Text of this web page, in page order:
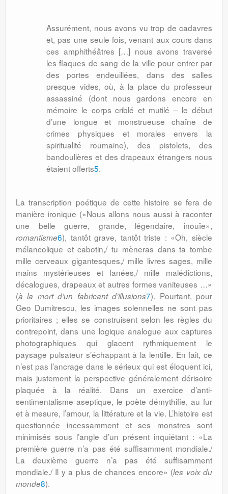
Assurément, nous avons vu trop de cadavres
et, pas une seule fois, venant aux cours dans
ces amphithéâtres […] nous avons traversé
les flaques de sang de la ville pour entrer par
des portes endeuillées, dans des salles
presque vides, où, à la place du professeur
assassiné (dont nous gardons encore en
mémoire le corps criblé et mutilé – le début
d’une longue et monstrueuse chaîne de
crimes physiques et morales envers la
spiritualité roumaine), des pistolets, des
bandoulières et des drapeaux étrangers nous
étaient offerts5.
La transcription poétique de cette histoire se fera de
manière ironique («Nous allons nous aussi à raconter
une belle guerre, grande, légendaire, inouïe»,
romantisme6), tantôt grave, tantôt triste : «Oh, siècle
mélancolique et cabotin,/ tu mèneras dans ta tombe
mille cerveaux gigantesques,/ mille livres sages, mille
mains mystérieuses et fanées,/ mille malédictions,
décalogues, drapeaux et autres formes vaniteuses …»
(à la mort d’un fabricant d’illusions7). Pourtant, pour
Geo Dumitrescu, les images solennelles ne sont pas
prioritaires ; elles se construisent selon les règles du
contrepoint, dans une logique analogue aux captures
photographiques qui glacent rythmiquement le
paysage pulsateur s’échappant à la lentille. En fait, ce
n’est pas l’ancrage dans le sérieux qui est éloquent ici,
mais justement la perspective généralement dérisoire
plaquée à la réalité. Dans un exercice d’anti-
sentimentalisme aseptique, le poète démythifie, au fur
et à mesure, l’amour, la littérature et la vie. L’histoire est
questionnée incessamment et ses monstres sont
minimisés sous l’angle d’un présent inquiétant : «La
première guerre n’a pas été suffisamment mondiale./
La deuxième guerre n’a pas été suffisamment
mondiale./ Il y a plus de chances encore» (les voix du
monde8).